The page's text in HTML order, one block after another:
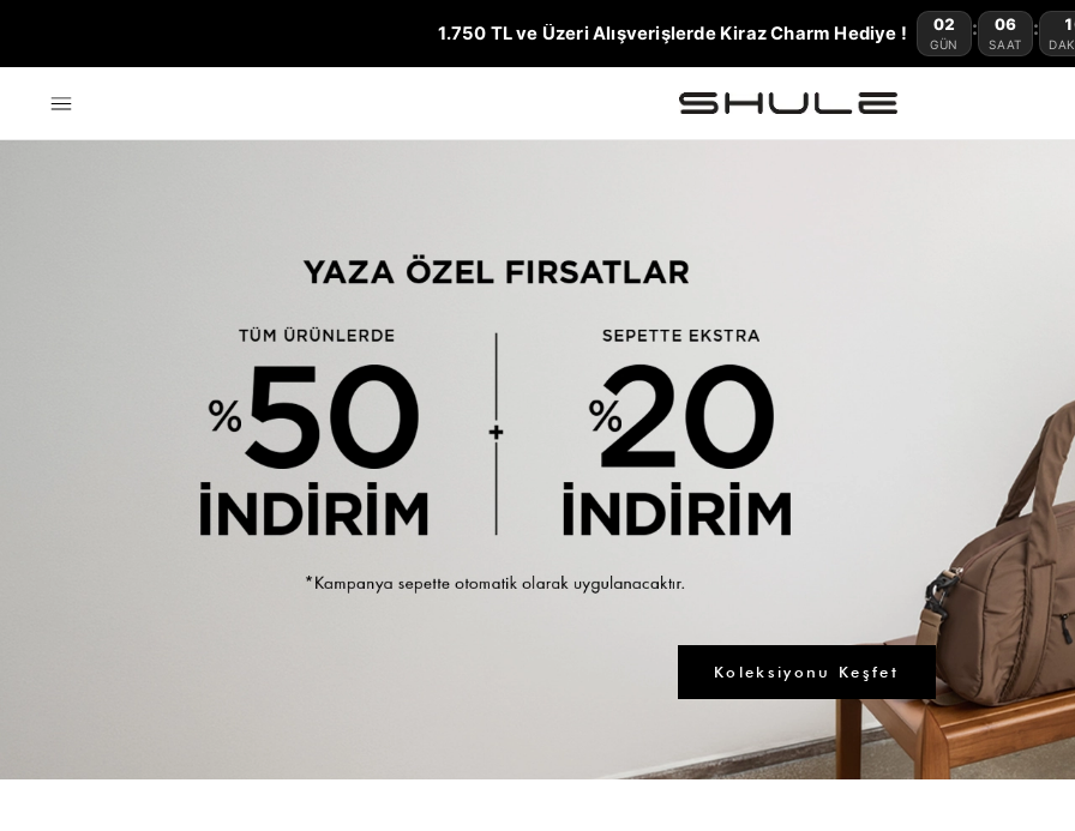
1.750 TL ve Üzeri Alışverişlerde Kiraz Charm Hediye ! 02
GÜN
: 06
SAAT
:
Koleksiyonu Keşfet